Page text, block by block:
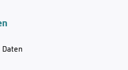
Daten